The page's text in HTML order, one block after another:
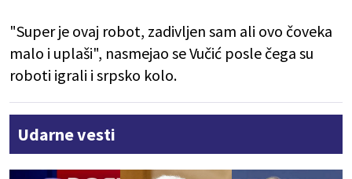
"Super je ovaj robot, zadivljen sam ali ovo čoveka
malo i uplaši", nasmejao se Vučić posle čega su
roboti igrali i srpsko kolo.
Udarne vesti